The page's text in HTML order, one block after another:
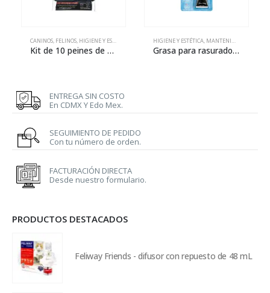
CANINOS, FELINOS, HIGIENE Y ESTÉTICA MANTENIMIENTO
Kit de 10 peines de aumento de plástico
HIGIENE Y ESTÉTICA, MANTENIMIENTO
Grasa para rasuradoras – 1.25 oz
ENTREGA SIN COSTO
En CDMX Y Edo Mex.
SEGUIMIENTO DE PEDIDO
Con tu número de orden.
FACTURACIÓN DIRECTA
Desde nuestro formulario.
PRODUCTOS DESTACADOS
Feliway Friends - difusor con repuesto de 48 mL